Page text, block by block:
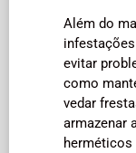
Além do
evitar
como
vedar
armazenar
herméticos